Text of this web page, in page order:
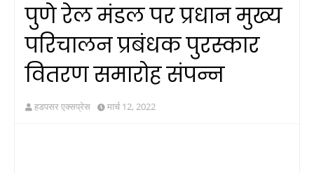
पुणे रेल मंडल पर प्रधान मुख्य
परिचालन प्रबंधक पुरस्कार
वितरण समारोह संपन्न
हडपसर एक्सप्रेस मार्च 12, 2022